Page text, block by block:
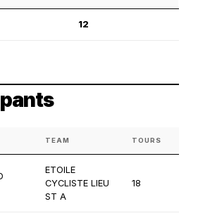
12
TEAM TOURS
ETOILE
CYCLISTE LIEU
ST A
18